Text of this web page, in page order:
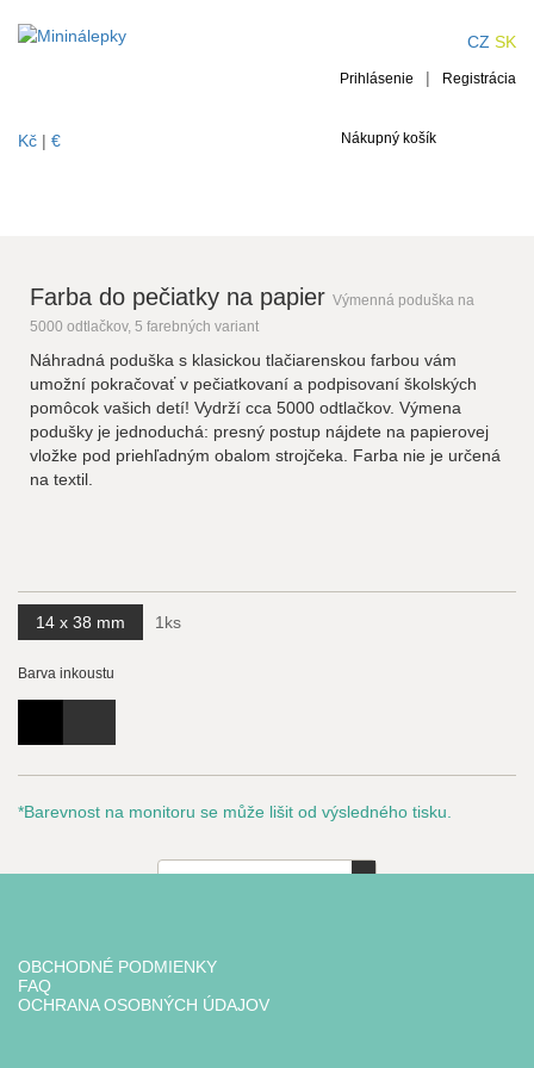
Farba do pečiatky na
CZ SK
Kč | €
Prihlásenie | Registrácia
Nákupný košík
Farba do pečiatky na papier Výmenná poduška na
5000 odtlačkov, 5 farebných variant
Náhradná poduška s klasickou tlačiarenskou farbou vám
umožní pokračovať v pečiatkovaní a podpisovaní školských
pomôcok vašich detí! Vydrží cca 5000 odtlačkov. Výmena
podušky je jednoduchá: presný postup nájdete na papierovej
vložke pod priehľadným obalom strojčeka. Farba nie je určená
na textil.
14 x 38 mm 1ks
Barva inkoustu
*Barevnost na monitoru se může lišit od výsledného tisku.
OBCHODNÉ PODMIENKY
FAQ
OCHRANA OSOBNÝCH ÚDAJOV